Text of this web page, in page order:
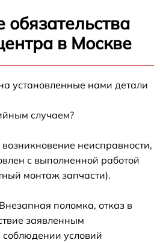
обязательства
в Москве
установленные нами детали
случаем?
неисправности,
с выполненной работой
монтаж запчасти).
поломка, отказ в
заявленным
условий